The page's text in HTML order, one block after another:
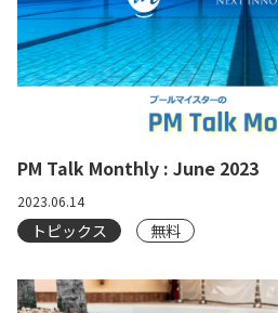
PM Talk Monthly : June 2023
2023.06.14
トピックス 無料